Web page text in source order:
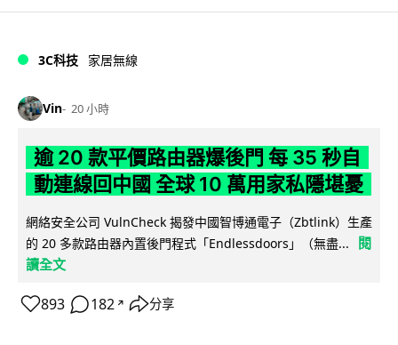
3C科技 家居無線
Vin 20 小時
逾 20 款平價路由器爆後門 每 35 秒自
動連線回中國 全球 10 萬用家私隱堪憂
網絡安全公司 VulnCheck 揭發中國智博通電子（Zbtlink）生產
的 20 多款路由器內置後門程式「Endlessdoors」（無盡...
閱
讀全文
893 182 ↗ 分享